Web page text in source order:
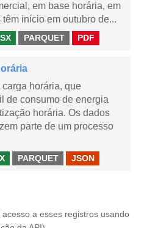
em base horária, em
têm início em outubro de...
PARQUET PDF
horária, que
de consumo de energia
horária. Os dados
parte de um processo
PARQUET JSON
a esses registros usando